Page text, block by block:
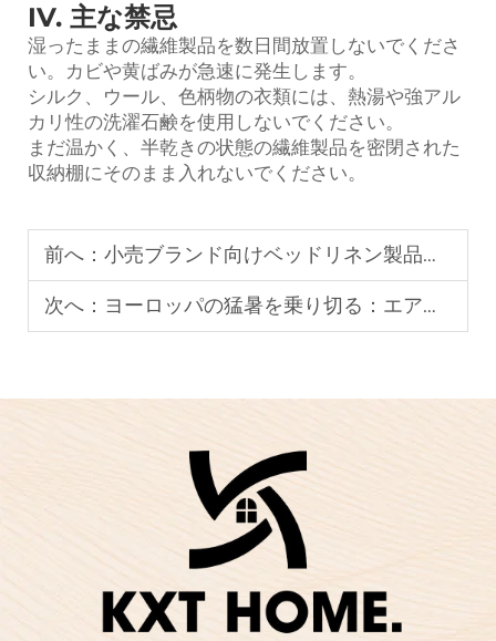
IV. 主な禁忌
湿ったままの繊維製品を数日間放置しないでくださ
い。カビや黄ばみが急速に発生します。
シルク、ウール、色柄物の衣類には、熱湯や強アル
カリ性の洗濯石鹸を使用しないでください。
まだ温かく、半乾きの状態の繊維製品を密閉された
収納棚にそのまま入れないでください。
前へ： 小売ブランド向けベッドリネン製品のカスタマイズ方法：メーカー視点からの考察
次へ： ヨーロッパの猛暑を乗り切る：エアコンがなくても大丈夫！KXT製クーリングホームテキスタイルで、自然な室内快適性を実現